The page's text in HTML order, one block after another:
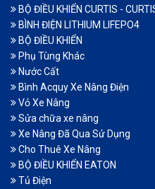
BỘ ĐIỀU KHIỂN CURTIS -
BÌNH ĐIỆN LITHIUM LIFEPO4
BỘ ĐIỀU KHIỂN
Phụ Tùng Khác
Nước Cất
Bình Acquy Xe Nâng Điện
Vỏ Xe Nâng
Sửa chữa xe nâng
Xe Nâng Đã Qua Sử Dụng
Cho Thuê Xe Nâng
BỘ ĐIỀU KHIỂN EATON
Tủ Điện